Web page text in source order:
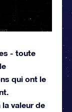
- toute
qui ont le
valeur de